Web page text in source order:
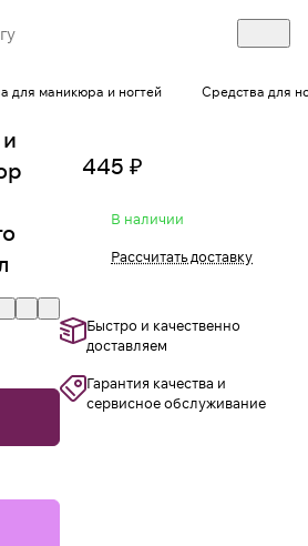
для маникюра и ногтей Средства для
445 ₽
В наличии
Рассчитать доставку
Быстро и качественно
доставляем
Гарантия качества и
сервисное обслуживание